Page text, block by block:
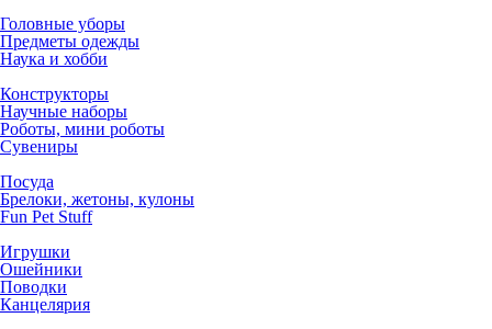
Головные уборы
Предметы одежды
Наука и хобби
Конструкторы
Научные наборы
Роботы, мини роботы
Сувениры
Посуда
Брелоки, жетоны, кулоны
Fun Pet Stuff
Игрушки
Ошейники
Поводки
Канцелярия